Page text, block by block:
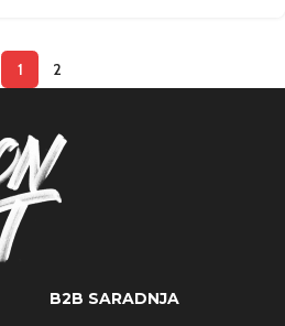
1 2
B2B SARADNJA